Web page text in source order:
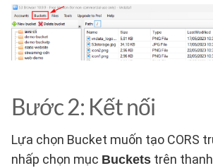
Bước 2: Kết nối
Lựa chọn Bucket muốn tạo CORS
nhấp chọn mục Buckets trên